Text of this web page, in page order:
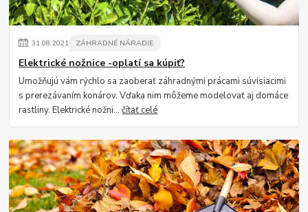
31.08.2021 ZÁHRADNÉ NÁRADIE
Elektrické nožnice -oplatí sa kúpiť?
Umožňujú vám rýchlo sa zaoberať záhradnými prácami súvisiacimi
s prerezávaním konárov. Vďaka nim môžeme modelovať aj domáce
rastliny. Elektrické nožni...čítať celé